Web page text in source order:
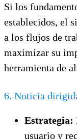
Si los
establecidos, el
a los flujos de
maximizar su
herramienta de
6. Noticia
Estrategia:
usuario y